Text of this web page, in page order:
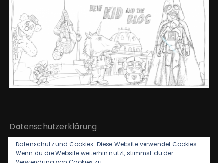
Datenschutzerklärung
Kontakt & Impressum
Datenschutz und Cookies: Diese Website verwendet Cookies.
Wenn du die Website weiterhin nutzt, stimmst du der